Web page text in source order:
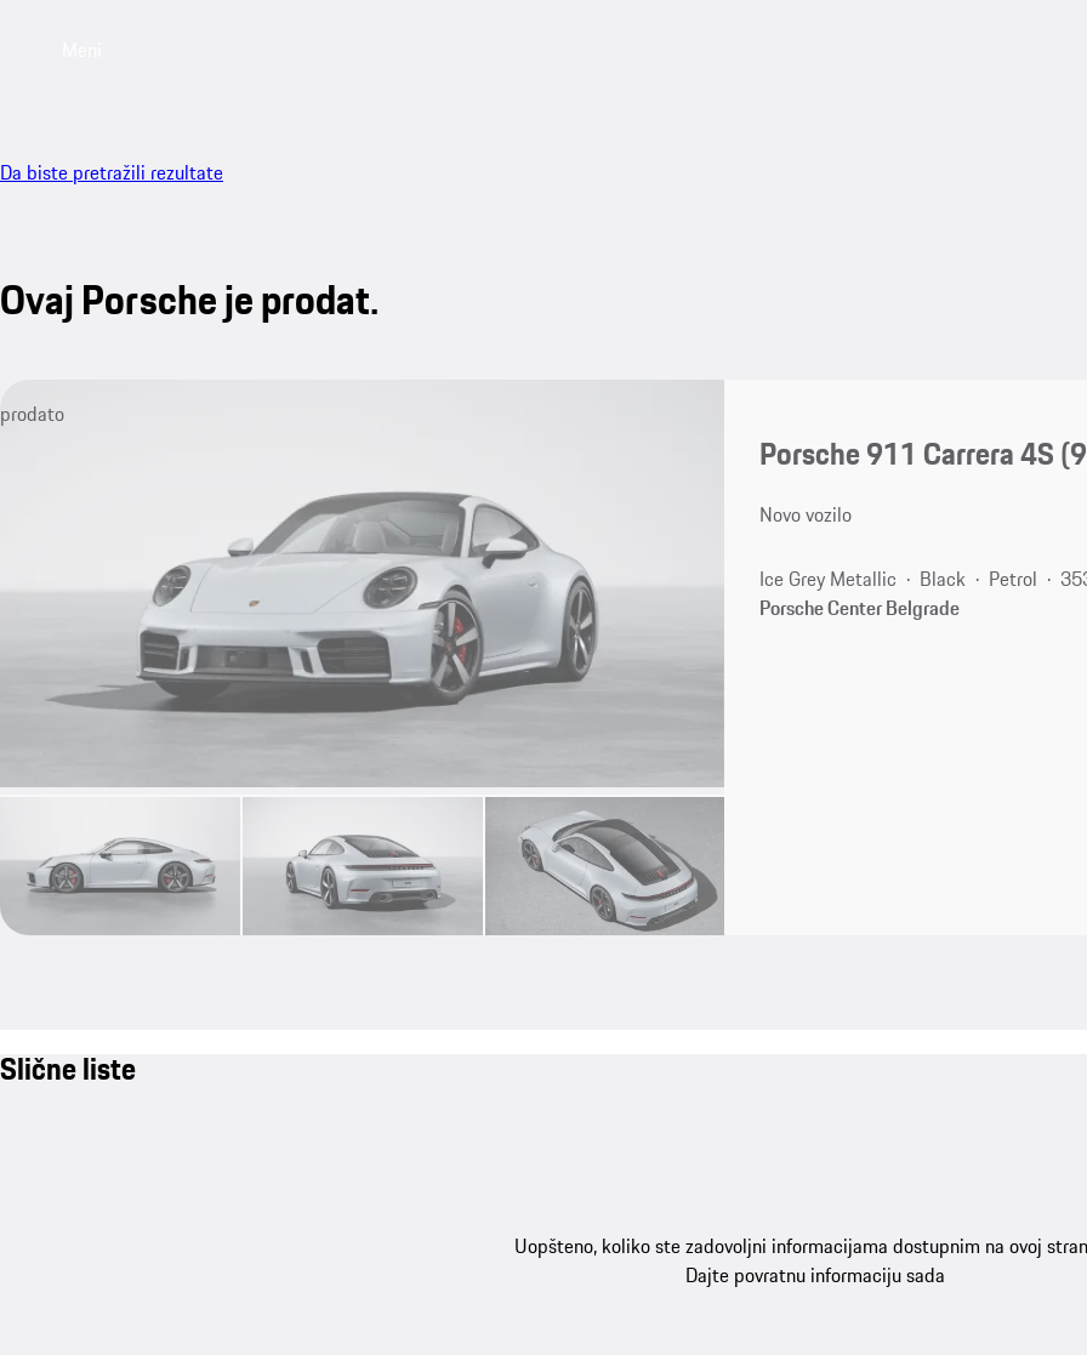
Da biste pretražili rezultate
Ovaj Porsche je prodat.
prodato
Porsche 911 Carrera 4S
Novo vozilo
Ice Grey Metallic Black Petrol
Porsche Center Belgrade
Slične liste
Uopšteno, koliko ste zadovoljni informacijama dostupnim na ovoj
Dajte povratnu informaciju sada